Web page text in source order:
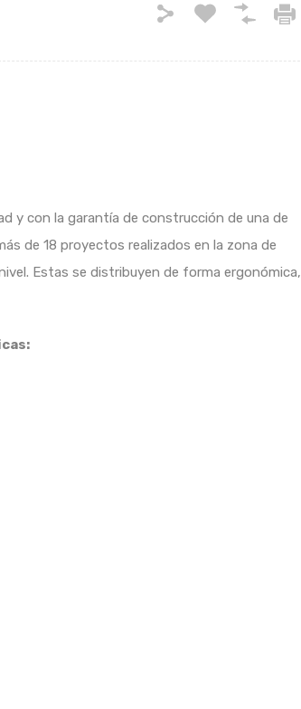
y con la garantía de construcción de una de
de 18 proyectos realizados en la zona de
Estas se distribuyen de forma ergonómica,